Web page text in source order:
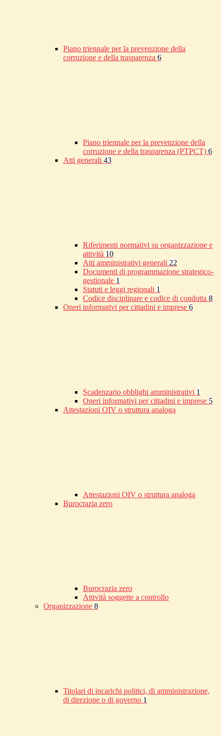
Piano triennale per la prevenzione della
corruzione e della trasparenza 6
Piano triennale per la prevenzione della
corruzione e della trasparenza (PTPCT) 6
Atti generali 43
Riferimenti normativi su organizzazione e
attività 10
Atti amministrativi generali 22
Documenti di programmazione strategico-
gestionale 1
Statuti e leggi regionali 1
Codice disciplinare e codice di condotta 8
Oneri informativi per cittadini e imprese 6
Scadenzario obblighi amministrativi 1
Oneri informativi per cittadini e imprese 5
Attestazioni OIV o struttura analoga
Attestazioni OIV o struttura analoga
Burocrazia zero
Burocrazia zero
Attività soggette a controllo
Organizzazione 8
Titolari di incarichi politici, di amministrazione,
di direzione o di governo 1